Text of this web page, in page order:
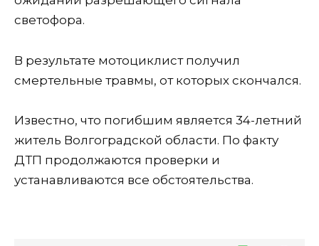
светофора.
В результате мотоциклист получил
смертельные травмы, от которых скончался.
Известно, что погибшим является 34-летний
житель Волгоградской области. По факту
ДТП продолжаются проверки и
устанавливаются все обстоятельства.